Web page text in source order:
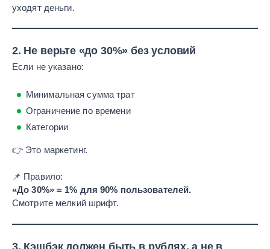
уходят деньги.
2. Не верьте «до 30%» без условий
Если не указано:
Минимальная сумма трат
Ограничение по времени
Категории
👉 Это маркетинг.
📌 Правило:
«До 30%» = 1% для 90% пользователей.
Смотрите мелкий шрифт.
3. Кэшбэк должен быть в рублях, а не в